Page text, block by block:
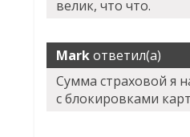
велик, что что.
Markответил(а)
Сумма страховой я
с блокировками